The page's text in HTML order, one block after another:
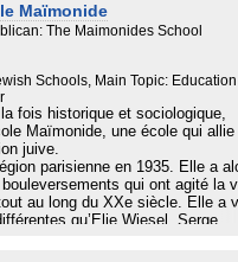
serait-il devenu un
opposant fréquentable ?
la France à l’écoute des
les villes d'extrême droite, de
quartiers-nord de Marseille. Ils
National et de ses tentatives de
des juifs face à cette main
ont recueilli des confidences
tentative de hold-up
Maïmonide
The Maimonides School
Schools, Main Topic:
fois historique et sociologique,
Maïmonide, une école qui allie
juive.
parisienne en 1935. Elle a
qui ont agité la
au long du XXe siècle. Elle a
qu’Elie Wiesel, Serge